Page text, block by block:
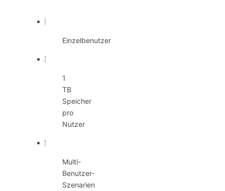
Einzelbenutzer
1
TB
Speicher
pro
Nutzer
Multi-
Benutzer-
Szenarien